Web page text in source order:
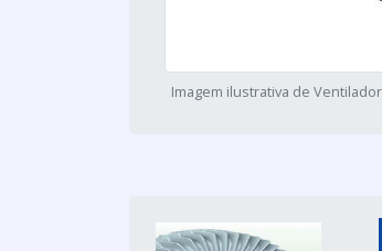
Imagem ilustrativa de